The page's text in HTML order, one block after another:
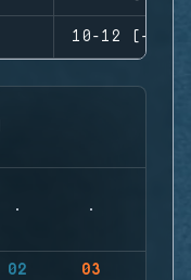
10-12 (-2)
02 03